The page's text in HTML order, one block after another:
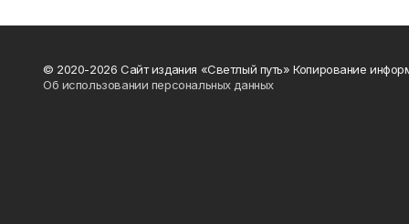
© 2020-2026 Сайт издания «Светлый путь» Копирование
Об использовании персональных данных